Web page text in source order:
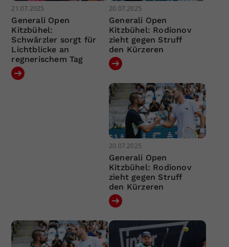
21.07.2025
Generali Open
Kitzbühel:
Schwärzler sorgt für
Lichtblicke an
regnerischem Tag
20.07.2025
Generali Open
Kitzbühel: Rodionov
zieht gegen Struff
den Kürzeren
20.07.2025
Generali Open
Kitzbühel: Rodionov
zieht gegen Struff
den Kürzeren